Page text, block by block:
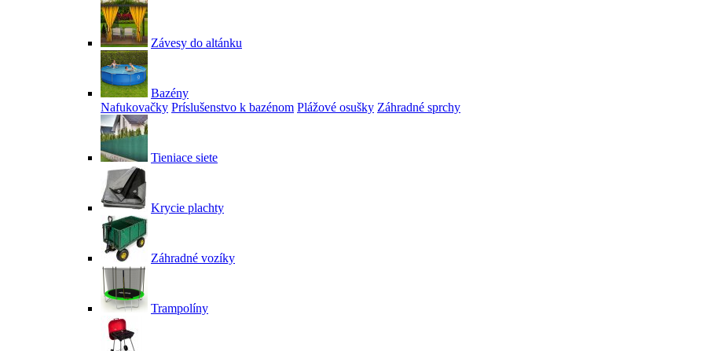
Závesy do altánku
Bazény
Nafukovačky Príslušenstvo k bazénom Plážové osušky Záhradné sprchy
Tieniace siete
Krycie plachty
Záhradné vozíky
Trampolíny